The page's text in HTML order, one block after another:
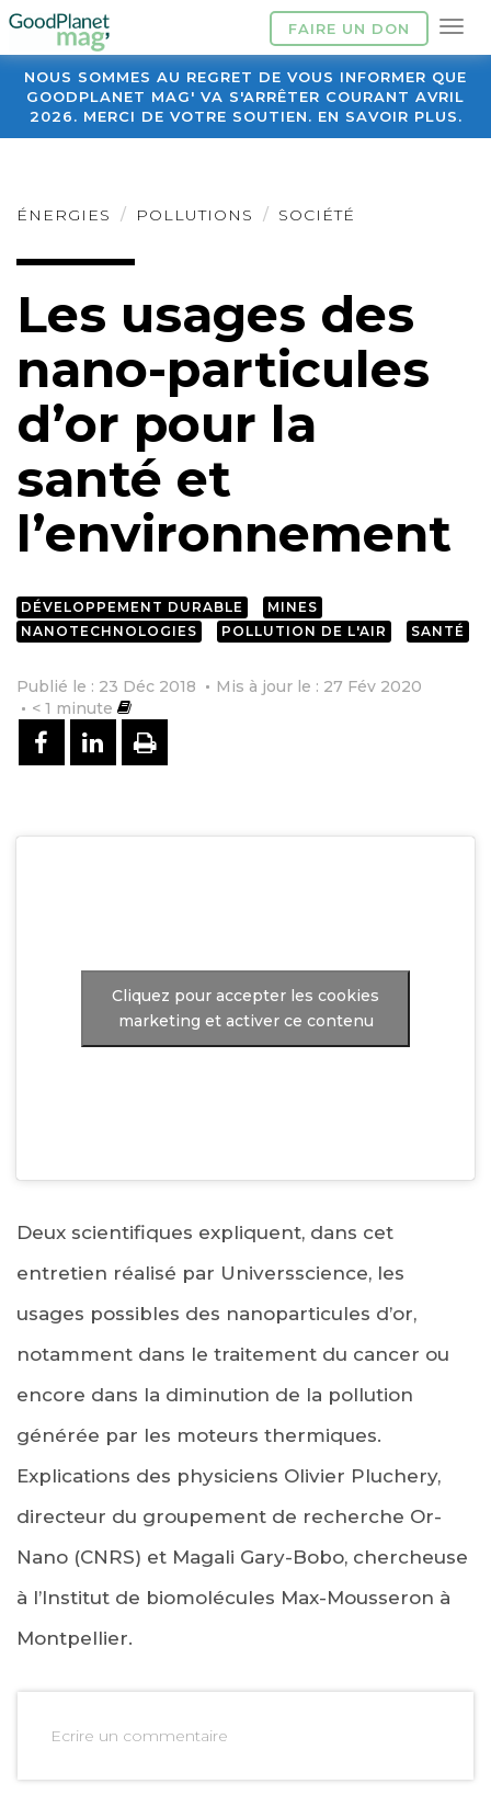
FAIRE UN DON
NOUS SOMMES AU REGRET DE VOUS INFORMER QUE
GOODPLANET MAG' VA S'ARRÊTER COURANT AVRIL
2026. MERCI DE VOTRE SOUTIEN. EN SAVOIR PLUS.
ÉNERGIES POLLUTIONS SOCIÉTÉ
Les usages des
nano-particules
d’or pour la
santé et
l’environnement
DÉVELOPPEMENT DURABLE
MINES
NANOTECHNOLOGIES
POLLUTION DE L'AIR SANTÉ
Publié le : 23 Déc 2018
Mis à jour le : 27 Fév 2020
< 1 minute
PARTAGER SUR FACEBOOK
PARTAGER SUR LINKEDIN
IMPRIMER
Cliquez pour accepter les cookies
marketing et activer ce contenu
Deux scientifiques expliquent, dans cet
entretien réalisé par Universscience, les
usages possibles des nanoparticules d’or,
notamment dans le traitement du cancer ou
encore dans la diminution de la pollution
générée par les moteurs thermiques.
Explications des physiciens Olivier Pluchery,
directeur du groupement de recherche Or-
Nano (CNRS) et Magali Gary-Bobo, chercheuse
à l’Institut de biomolécules Max-Mousseron à
Montpellier.
Ecrire un commentaire